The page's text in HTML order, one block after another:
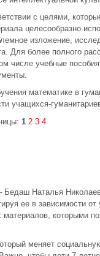
с целями,
целесообразно
изложение,
Для более полного
числе учебные
математике в
учащихся-
1 2 3 4
Наталья
ее в зависимости
которыми
меняет